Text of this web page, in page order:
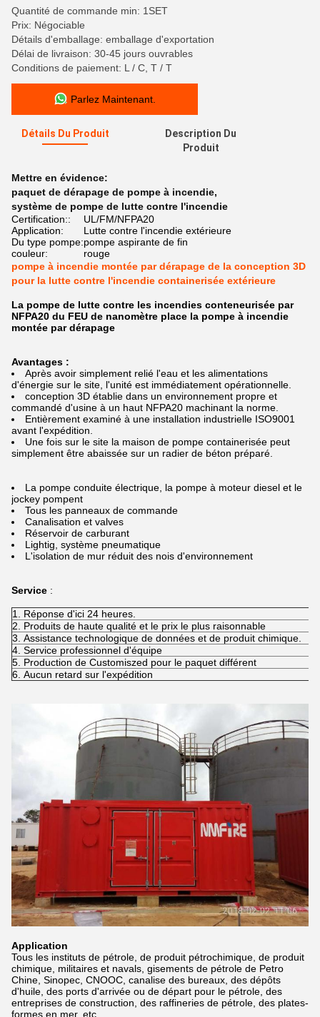
Quantité de commande min: 1SET
Prix: Négociable
Détails d'emballage: emballage d'exportation
Délai de livraison: 30-45 jours ouvrables
Conditions de paiement: L / C, T / T
Parlez Maintenant.
Détails Du Produit
Description Du
Produit
Mettre en évidence:
paquet de dérapage de pompe à incendie,
système de pompe de lutte contre l'incendie
Certification::
UL/FM/NFPA20
Application:
Lutte contre l'incendie extérieure
Du type pompe:pompe aspirante de fin
couleur:
rouge
pompe à incendie montée par dérapage de la conception 3D
pour la lutte contre l'incendie containerisée extérieure
La pompe de lutte contre les incendies conteneurisée par
NFPA20 du FEU de nanomètre place la pompe à incendie
montée par dérapage
Avantages :
Après avoir simplement relié l'eau et les alimentations
d'énergie sur le site, l'unité est immédiatement opérationnelle.
conception 3D établie dans un environnement propre et
commandé d'usine à un haut NFPA20 machinant la norme.
Entièrement examiné à une installation industrielle ISO9001
avant l'expédition.
Une fois sur le site la maison de pompe containerisée peut
simplement être abaissée sur un radier de béton préparé.
La pompe conduite électrique, la pompe à moteur diesel et le
jockey pompent
Tous les panneaux de commande
Canalisation et valves
Réservoir de carburant
Lightig, système pneumatique
L'isolation de mur réduit des nois d'environnement
Service :
1. Réponse d'ici 24 heures.
2. Produits de haute qualité et le prix le plus raisonnable
3. Assistance technologique de données et de produit chimique.
4. Service professionnel d'équipe
5. Production de Customiszed pour le paquet différent
6. Aucun retard sur l'expédition
Application
Tous les instituts de pétrole, de produit pétrochimique, de produit
chimique, militaires et navals, gisements de pétrole de Petro
Chine, Sinopec, CNOOC, canalise des bureaux, des dépôts
d'huile, des ports d'arrivée ou de départ pour le pétrole, des
entreprises de construction, des raffineries de pétrole, des plates-
formes en mer, etc.